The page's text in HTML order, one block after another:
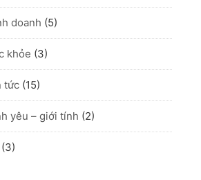
doanh (5)
khỏe (3)
tức (15)
yêu – giới tính (2)
(3)